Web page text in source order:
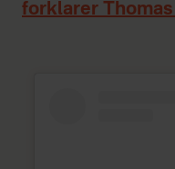
forklarer